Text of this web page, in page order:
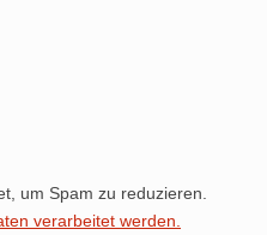
um Spam zu reduzieren.
verarbeitet werden.